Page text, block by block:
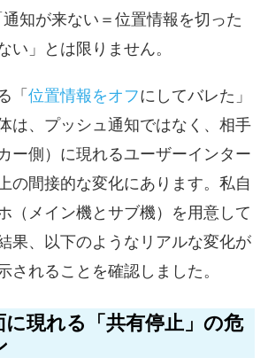
知が来ない＝位置情報を切った
い」とは限りません。
「 位置情報をオフにしてバレた」
は、プッシュ通知ではなく、相手
ー側）に現れるユーザーインター
の間接的な変化にあります。私自
（メイン機とサブ機）を用意して
果、以下のようなリアルな変化が
されることを確認しました。
に現れる「共有停止」の危